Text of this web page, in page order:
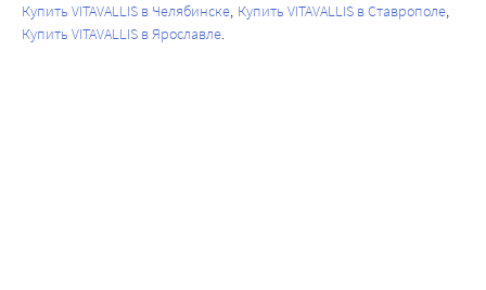
Купить VITAVALLIS в Челябинске Купить VITAVALLIS в Ставрополе
Купить VITAVALLIS в Ярославле